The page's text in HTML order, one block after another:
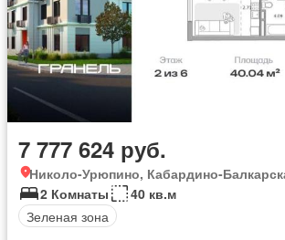
7 777 624 руб.
Николо-Урюпино, Кабардино-
2 Комнаты
40 кв.м
Зеленая зона